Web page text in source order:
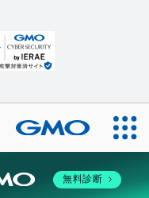
無料診断